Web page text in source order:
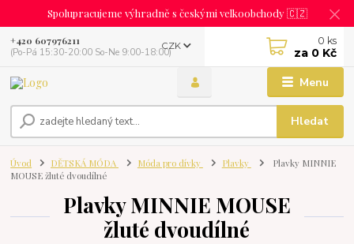
Spolupracujeme výhradně s českými velkoobchody 🇨🇿
Menu
CZK
Hledat
+420 607976211
(Po-Pá 15:30-20:00 So-Ne 9:00-18:00)
0 ks
za 0 Kč
Úvod DĚTSKÁ MÓDA Móda pro dívky Plavky
Plavky MINNIE
MOUSE žluté dvoudílné
Plavky MINNIE MOUSE
žluté dvoudílné